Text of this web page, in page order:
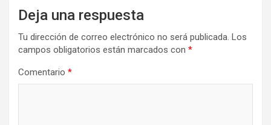
Deja una respuesta
Tu dirección de correo electrónico no será publicada. Los
campos obligatorios están marcados con *
Comentario *